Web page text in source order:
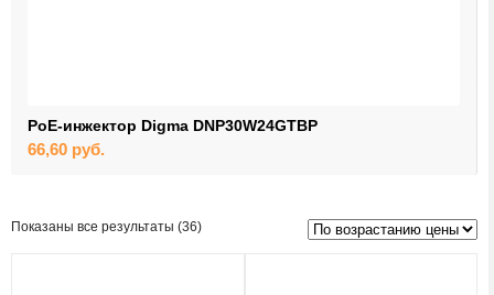
PoE-инжектор Digma DNP30W24GTBP
66,60 руб.
Показаны все результаты (36)Цены: